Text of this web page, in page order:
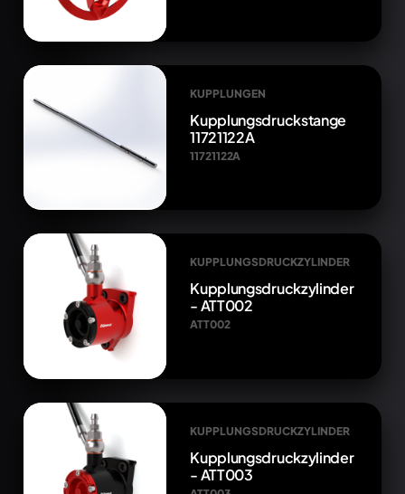
KUPPLUNGEN
Kupplungsdruckstange
11721122A
11721122A
KUPPLUNGSDRUCKZYLINDER
Kupplungsdruckzylinder
- ATT002
ATT002
KUPPLUNGSDRUCKZYLINDER
Kupplungsdruckzylinder
- ATT003